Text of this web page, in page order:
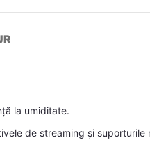
la umiditate.
de streaming și suporturile